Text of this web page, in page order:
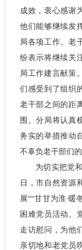
成效，衷心感谢
他们能够继续发
局各项工作。老
纷表示将继续关
局工作建言献策
们感受到了组织
老干部之间的距
围。分局将认真
务实的举措推动
不辜负老干部们的
为切实把党
日，市自然资源
展““甘甘为淮·暖
困难党员活动。
走访慰问，为他
亲切地和老党员